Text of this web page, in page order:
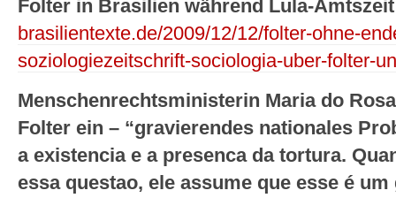
Folter in Brasilien während Lula-
brasilientexte.de/2009/12/12/folter-ohne-
soziologiezeitschrift-sociologia-uber-folter-
Menschenrechtsministerin Maria do
Folter ein – “gravierendes nationales
a existencia e a presenca da tortura.
essa questao, ele assume que esse é